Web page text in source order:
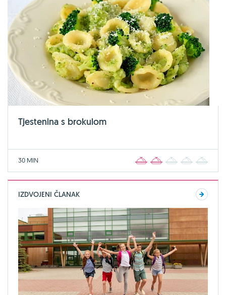
Tjestenina s brokulom
30 MIN 2 3 4
IZDVOJENI ČLANAK